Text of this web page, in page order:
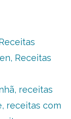
, Receitas
, receitas
, receitas com